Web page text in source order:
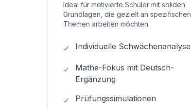
Ideal für motivierte Schüler mit soliden
Grundlagen, die gezielt an spezifischen
Themen arbeiten möchten.
✓ Individuelle Schwächenanalyse
✓
Mathe-Fokus mit Deutsch-
Ergänzung
✓ Prüfungssimulationen